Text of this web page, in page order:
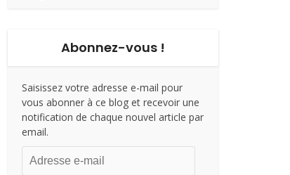
Abonnez-vous !
Saisissez votre adresse e-mail pour
vous abonner à ce blog et recevoir une
notification de chaque nouvel article par
email.
Adresse
e-